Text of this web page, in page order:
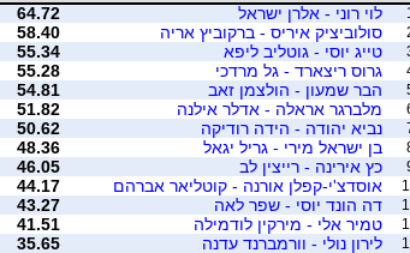
1
לוי רוני - אלרן ישראל 64.72
סולוביציק איריס - ברקוביץ אריה 58.40
טייג יוסי - גוטליב ליפא 55.34
גרוס ריצארד - גל מרדכי 55.28
הבר שמעון - הולצמן זאב 54.81
מלברגר אראלה - אדלר אילנה 51.82
נביא יהודה - הידה רודיקה 50.62
בן ישראל מירי - גריל יגאל 48.36
כץ אירינה - רייצין לב 46.05
אוסדצ'י-קפלן אורנה - קוטליאר אברהם 44.17
דה הונד יוסי - שפר לאה 43.27
טמיר אלי - מירקין לודמילה 41.51
לירון נולי - וורמברנד עדנה 35.65